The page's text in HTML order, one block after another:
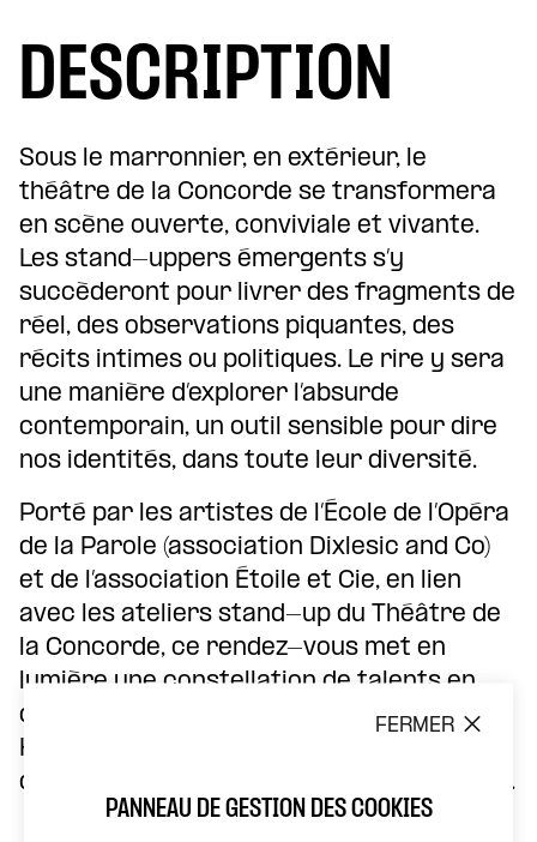
DESCRIPTION
Sous le marronnier, en extérieur, le
théâtre de la Concorde se transformera
en scène ouverte, conviviale et vivante.
Les stand-uppers émergents s’y
succèderont pour livrer des fragments de
réel, des observations piquantes, des
récits intimes ou politiques. Le rire y sera
une manière d’explorer l’absurde
contemporain, un outil sensible pour dire
nos identités, dans toute leur diversité.
Porté par les artistes de l’École de l’Opéra
de la Parole (association Dixlesic and Co)
et de l’association Étoile et Cie, en lien
avec les ateliers stand-up du Théâtre de
la Concorde, ce rendez-vous met en
lumière une constellation de talents en
devenir. Sous le marrainage de Lauréline
Kuntz, la scène devient un espace
d’expérimentation, d’audace et de partage.
FERMER
PANNEAU DE GESTION DES COOKIES